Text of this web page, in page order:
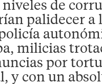
de
palidecer a
milicias
por
y con un